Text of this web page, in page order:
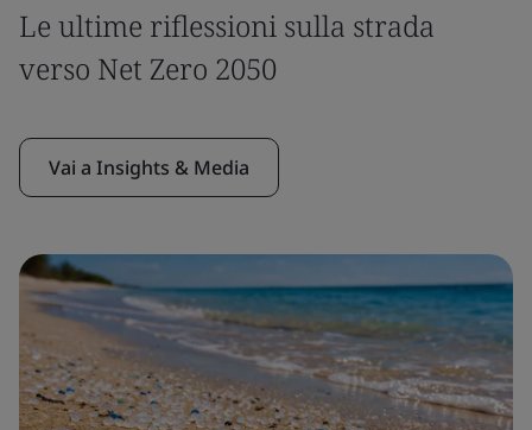
Le ultime riflessioni sulla strada
verso Net Zero 2050
Vai a Insights & Media